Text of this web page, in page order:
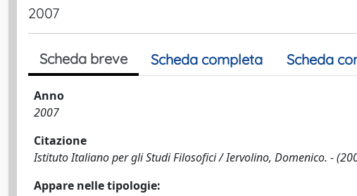
2007
Scheda breve Scheda completa Scheda
Anno
2007
Citazione
Istituto Italiano per gli Studi Filosofici / Iervolino, Domenico. -
Appare nelle tipologie: